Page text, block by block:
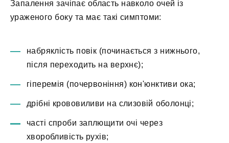
Запалення зачіпає область навколо очей із
ураженого боку та має такі симптоми:
набряклість повік (починається з нижнього,
після переходить на верхнє);
гіперемія (почервоніння) кон'юнктиви ока;
дрібні крововиливи на слизовій оболонці;
часті спроби заплющити очі через
хворобливість рухів;